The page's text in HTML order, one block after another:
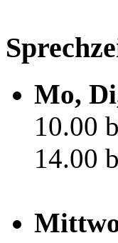
Mo,
10.00
14.00